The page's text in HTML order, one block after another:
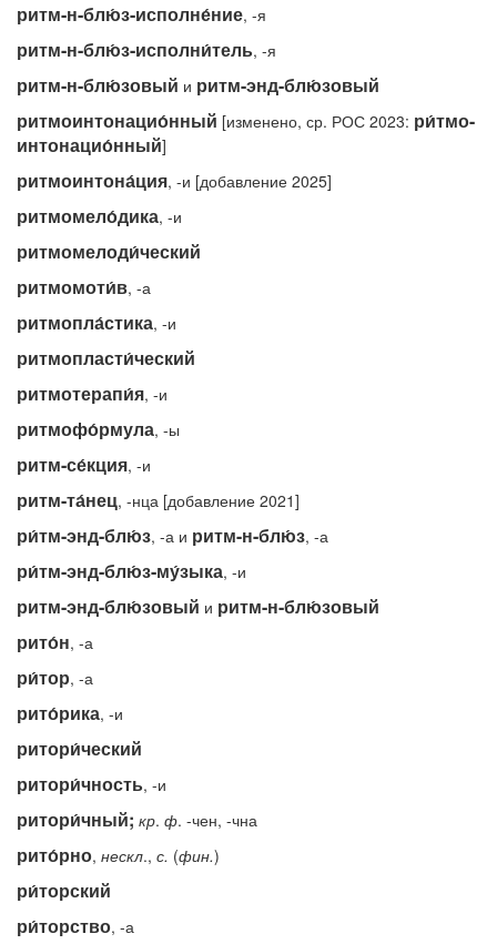
ритм-н-блю́з-исполне́ние, -я
ритм-н-блю́з-исполни́тель, -я
ритм-н-блю́зовый и ритм-энд-блю́зовый
ритмоинтонацио́нный [изменено, ср. РОС 2023: ри́тмо-
интонацио́нный]
ритмоинтона́ция, -и [добавление 2025]
ритмомело́дика, -и
ритмомелоди́ческий
ритмомоти́в, -а
ритмопла́стика, -и
ритмопласти́ческий
ритмотерапи́я, -и
ритмофо́рмула, -ы
ритм-се́кция, -и
ритм-та́нец, -нца [добавление 2021]
ри́тм-энд-блю́з, -а и ритм-н-блю́з, -а
ри́тм-энд-блю́з-му́зыка, -и
ритм-энд-блю́зовый и ритм-н-блю́зовый
рито́н, -а
ри́тор, -а
рито́рика, -и
ритори́ческий
ритори́чность, -и
ритори́чный; кр. ф. -чен, -чна
рито́рно, нескл., с. (фин.)
ри́торский
ри́торство, -а